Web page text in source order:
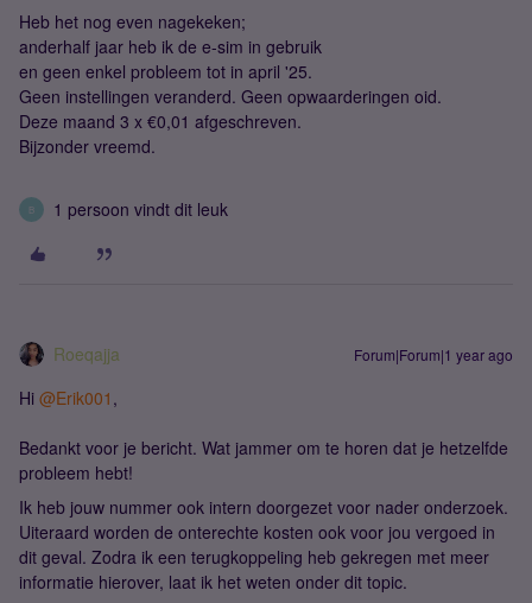
Heb het nog even nagekeken;
anderhalf jaar heb ik de e-sim in gebruik
en geen enkel probleem tot in april '25.
Geen instellingen veranderd. Geen opwaarderingen oid.
Deze maand 3 x €0,01 afgeschreven.
Bijzonder vreemd.
B 1 persoon vindt dit leuk
Roeqajja Forum|Forum|1 year ago
Hi ​ @Erik001 ,
Bedankt voor je bericht. Wat jammer om te horen dat je hetzelfde
probleem hebt!
Ik heb jouw nummer ook intern doorgezet voor nader onderzoek.
Uiteraard worden de onterechte kosten ook voor jou vergoed in
dit geval. Zodra ik een terugkoppeling heb gekregen met meer
informatie hierover, laat ik het weten onder dit topic.